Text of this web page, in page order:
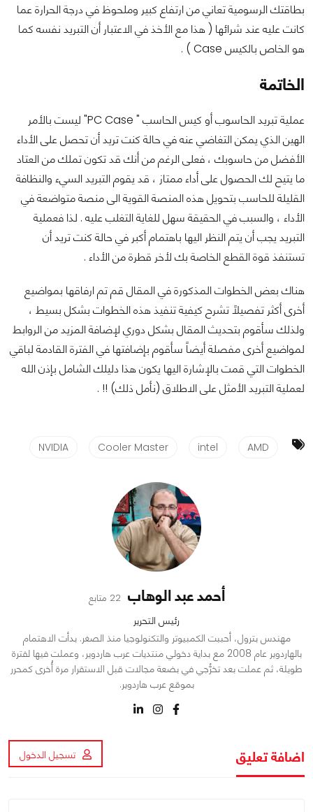
بطاقتك الرسومية تعاني من ارتفاع كبير وملحوظ في درجة الحرارة عما
كانت عليه عند شرائها ( هذا مع الأخذ في الاعتبار أن التبريد نفسه كما
هو الخاص بالكيس Case ) .
الخاتمة
عملية تبريد الحاسوب أو كيس الحاسب " PC Case" ليست بالأمر
الهين الذي يمكن التغاضي عنه في حالة كنت تريد أن تحصل على الأداء
الأفضل من حاسوبك ، فعلى الرغم من أنك قد تكون تملك من العتاد
ما يتيح لك الحصول على أداء ممتاز ، قد يقوم التبريد السيء والنظافة
القليلة للحاسب بتحويل هذه المنصة القوية الى منصة متواضعة في
الأداء ، والسبب في الحقيقة سهل للغاية التغلب عليه . لذا فعملية
التبريد يجب أن يتم النظر اليها باهتمام أكبر في حالة كنت تريد أن
تستنفذ قوة القطع الخاصة بك لأخر قطرة من الأداء .
هناك بعض الخطوات المذكورة في المقال قم تم ارفاقها بمواضيع
أخرى أكثر تفصيلاً تشرح كيفية تنفيذ هذه الخطوات بشكل بسيط ،
ولذلك سأقوم بتحديث المقال بشكل دوري لإضافة المزيد من الروابط
لمواضيع أخرى مفصلة أيضاً سأقوم بإضافتها في الفترة القادمة لباقي
الخطوات التي قمت بالإشارة اليها يكون هذا دليلك الشامل بإذن الله
لعملية التبريد الأمثل على الاطلاق (نأمل ذلك) !! .
AMD
intel
Cooler Master
NVIDIA
أحمد عبد الوهاب 22 متابع
رئيس التحرير
مهندس بترول، أحببت الكمبيوتر والتكنولوجيا منذ الصغر. بدأت الاهتمام
بالهاردوير عام 2008 مع بداية دخولي منتديات عرب هاردوير، وعملت فيها لفترة
طويلة، ثم عملت بعد تخرُّجي في بضعة مجالات قبل الاستقرار مرة أُخرى كمحرر
بموقع عرب هاردوير.
اضافة تعليق تسجيل الدخول